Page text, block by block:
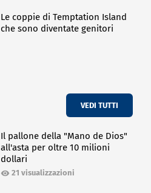
Le coppie di Temptation Island
che sono diventate genitori
VEDI TUTTI
Il pallone della "Mano de Dios"
all'asta per oltre 10 milioni
dollari
21 visualizzazioni